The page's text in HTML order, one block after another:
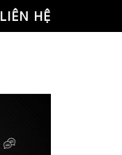
LIÊN HỆ